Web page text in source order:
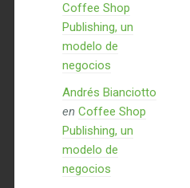
Coffee Shop
Publishing, un
modelo de
negocios
Andrés Bianciotto
en Coffee Shop
Publishing, un
modelo de
negocios